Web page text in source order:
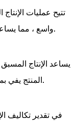
تتيح عمليات
واسع ، مما يساعد على تحديد تحديات التصنيع المحتملة وحلها.
يساعد الإنتاج
المنتج يفي بمعايير الجودة والمواصفات قبل الإنتاج الضخم.